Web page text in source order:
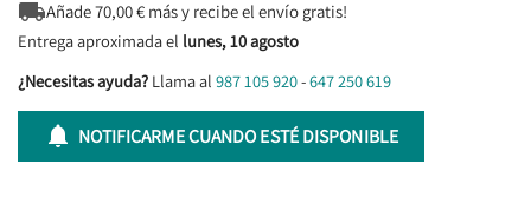
Añade70,00€ más y recibe el envío gratis!
Entrega aproximada el lunes, 10 agosto
¿Necesitas ayuda? Llama al 987 105 920-647 250 619
 NOTIFICARME CUANDO ESTÉ DISPONIBLE